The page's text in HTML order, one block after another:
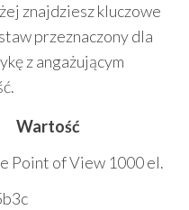
znajdziesz kluczowe
przeznaczony dla
z angażującym
Wartość
Point of View 1000 el.